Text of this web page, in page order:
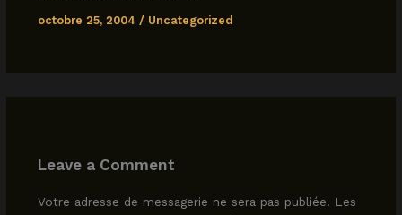
octobre 25, 2004 / Uncategorized
Leave a Comment
Votre adresse de messagerie ne sera pas publiée. Les